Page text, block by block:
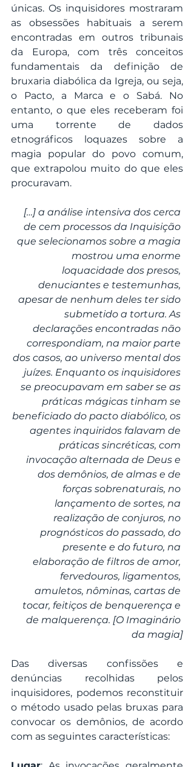
únicas. Os inquisidores mostraram
as obsessões habituais a serem
encontradas em outros tribunais
da Europa, com três conceitos
fundamentais da definição de
bruxaria diabólica da Igreja, ou seja,
o Pacto, a Marca e o Sabá. No
entanto, o que eles receberam foi
uma torrente de dados
etnográficos loquazes sobre a
magia popular do povo comum,
que extrapolou muito do que eles
procuravam.
[…] a análise intensiva dos cerca
de cem processos da Inquisição
que selecionamos sobre a magia
mostrou uma enorme
loquacidade dos presos,
denuciantes e testemunhas,
apesar de nenhum deles ter sido
submetido a tortura. As
declarações encontradas não
correspondiam, na maior parte
dos casos, ao universo mental dos
juízes. Enquanto os inquisidores
se preocupavam em saber se as
práticas mágicas tinham se
beneficiado do pacto diabólico, os
agentes inquiridos falavam de
práticas sincréticas, com
invocação alternada de Deus e
dos demônios, de almas e de
forças sobrenaturais, no
lançamento de sortes, na
realização de conjuros, no
prognósticos do passado, do
presente e do futuro, na
elaboração de filtros de amor,
fervedouros, ligamentos,
amuletos, nôminas, cartas de
tocar, feitiços de benquerença e
de malquerença. [O Imaginário
da magia]
Das diversas confissões e
denúncias recolhidas pelos
inquisidores, podemos reconstituir
o método usado pelas bruxas para
convocar os demônios, de acordo
com as seguintes características: